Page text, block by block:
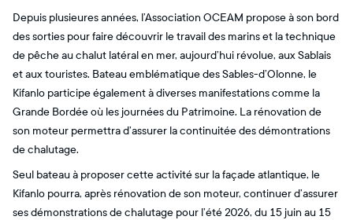
Depuis plusieures années, l’Association OCEAM propose à son bord
des sorties pour faire découvrir le travail des marins et la technique
de pêche au chalut latéral en mer, aujourd’hui révolue, aux Sablais
et aux touristes. Bateau emblématique des Sables-d’Olonne, le
Kifanlo participe également à diverses manifestations comme la
Grande Bordée où les journées du Patrimoine. La rénovation de
son moteur permettra d’assurer la continuitée des démontrations
de chalutage.
Seul bateau à proposer cette activité sur la façade atlantique, le
Kifanlo pourra, après rénovation de son moteur, continuer d’assurer
ses démonstrations de chalutage pour l’été 2026, du 15 juin au 15